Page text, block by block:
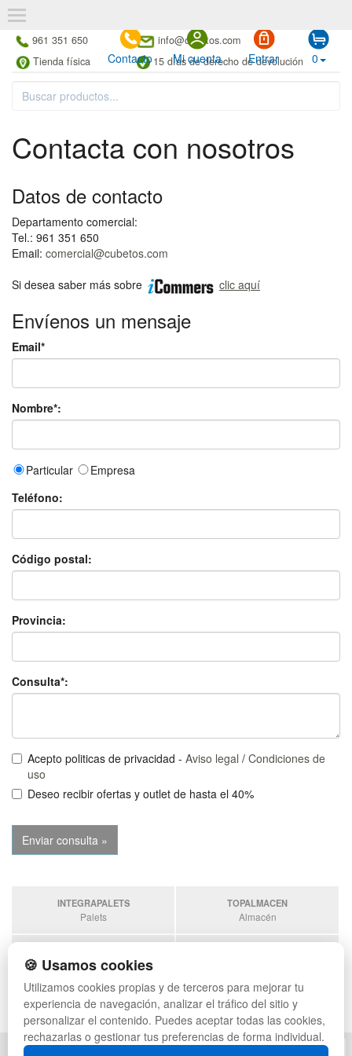
961 351 650
info@cubetos.com
Tienda física
15 días de derecho de devolución
Contacto Mi cuenta Entrar 0
Contacta con nosotros
Datos de contacto
Departamento comercial:
Tel.: 961 351 650
Email: comercial@cubetos.com
Si desea saber más sobre
clic aquí
Envíenos un mensaje
Email*
Nombre*:
Particular
Empresa
Teléfono:
Código postal:
Provincia:
Consulta*:
Acepto politicas de privacidad - Aviso legal / Condiciones de
uso
Deseo recibir ofertas y outlet de hasta el 40%
INTEGRAPALETS
Palets
TOPALMACEN
Almacén
Sobrantes
ESTANTERIASKIT
Estanterias
🍪 Usamos cookies
Utilizamos cookies propias y de terceros para mejorar tu
experiencia de navegación, analizar el tráfico del sitio y
personalizar el contenido. Puedes aceptar todas las cookies,
rechazarlas o gestionar tus preferencias de forma individual.